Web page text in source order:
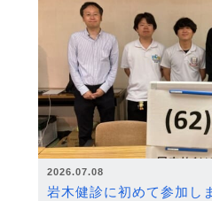
2026.07.08
岩木健診に初めて参加し